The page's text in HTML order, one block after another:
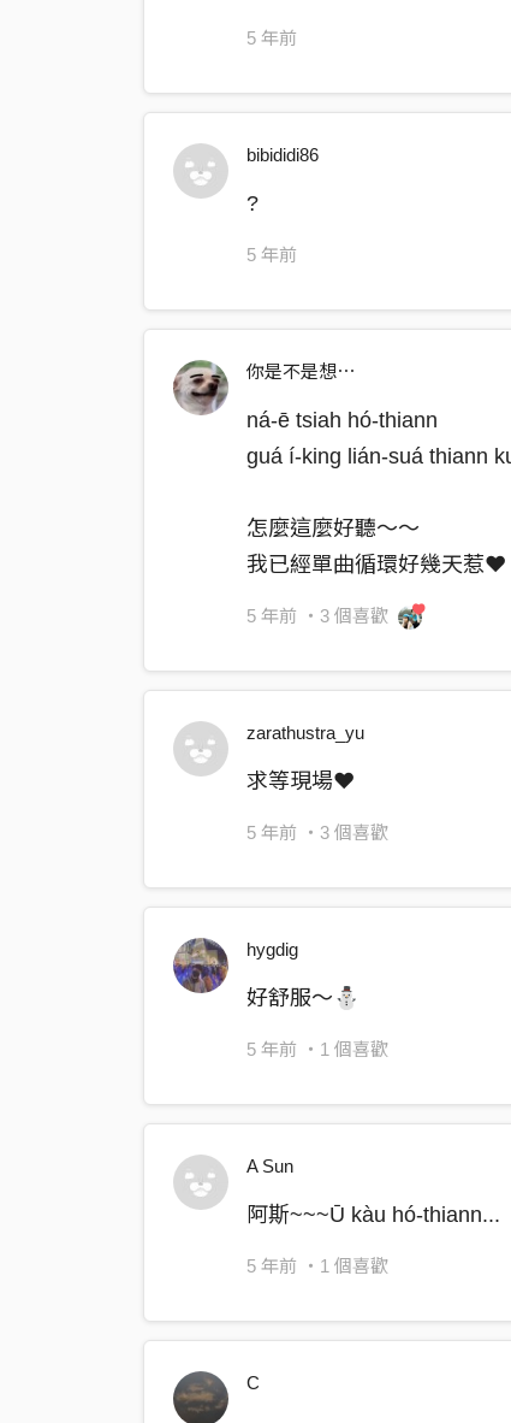
掖的芳水味真好鼻
敢會有彼一工
當時才會當跟你啊呀啊呀呀
當時才會當跟你啊呀啊呀呀
5 年前
bibididi86
?
5 年前
你是不是想⋯
ná-ē tsiah hó-thiann
guá í-king lián-suá thiann
怎麼這麼好聽～～
我已經單曲循環好幾天惹❤️
5 年前 ・3 個喜歡
zarathustra_yu
求等現場❤️
5 年前 ・3 個喜歡
hygdig
好舒服～⛄️
5 年前 ・1 個喜歡
A Sun
阿斯~~~Ū kàu hó-thiann...
5 年前 ・1 個喜歡
C